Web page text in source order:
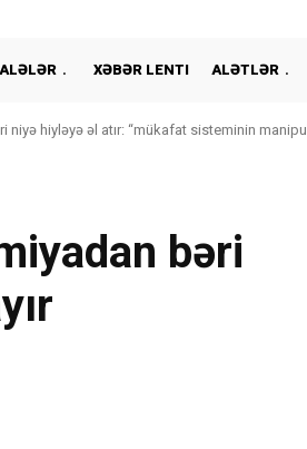
XƏBƏR LENTI ALƏTLƏR
niyə hiyləyə əl atır: “mükafat sisteminin
bəri